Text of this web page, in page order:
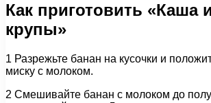
Как приготовить «Каша
крупы»
1 Разрежьте банан на кусочки и
миску с молоком.
2 Смешивайте банан с молоком до